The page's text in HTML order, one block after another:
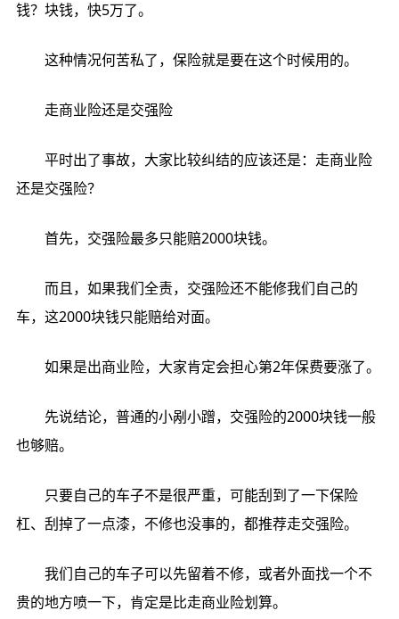
钱？块钱，快5万了。
这种情况何苦私了，保险就是要在这个时候用的。
走商业险还是交强险
平时出了事故，大家比较纠结的应该还是：走商业险
还是交强险？
首先，交强险最多只能赔2000块钱。
而且，如果我们全责，交强险还不能修我们自己的
车，这2000块钱只能赔给对面。
如果是出商业险，大家肯定会担心第2年保费要涨了。
先说结论，普通的小剐小蹭，交强险的2000块钱一般
也够赔。
只要自己的车子不是很严重，可能刮到了一下保险
杠、刮掉了一点漆，不修也没事的，都推荐走交强险。
我们自己的车子可以先留着不修，或者外面找一个不
贵的地方喷一下，肯定是比走商业险划算。